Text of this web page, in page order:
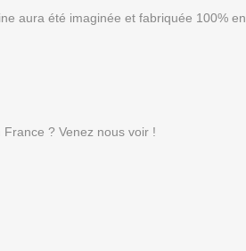
aura été imaginée et fabriquée 100% en
? Venez nous voir !